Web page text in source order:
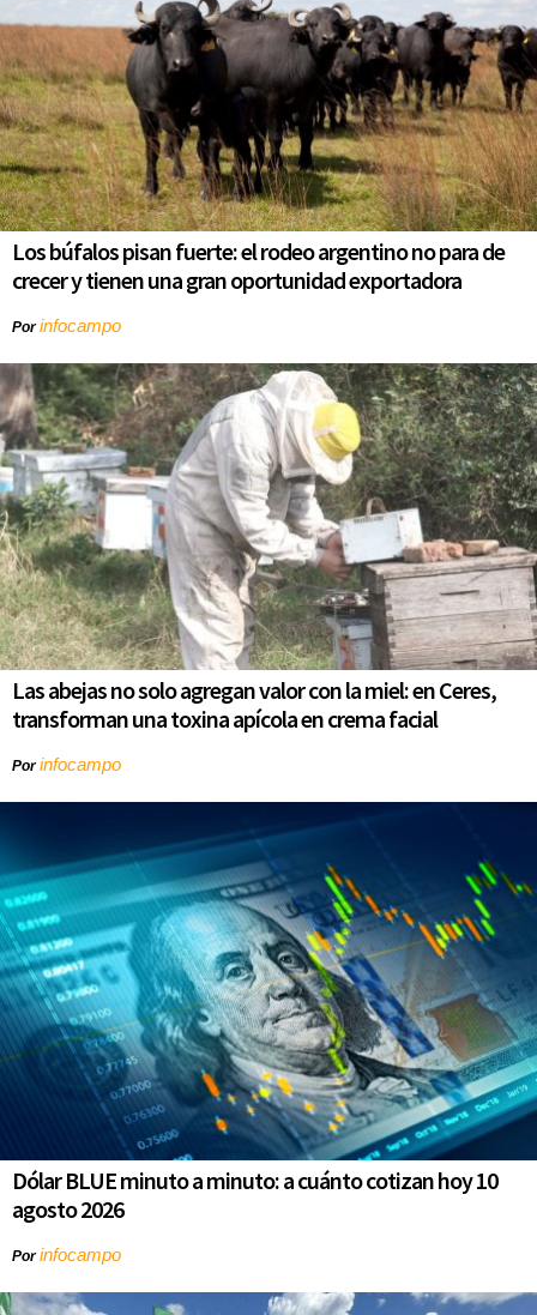
Los búfalos pisan fuerte: el rodeo argentino no para de
crecer y tienen una gran oportunidad exportadora
Porinfocampo
Las abejas no solo agregan valor con la miel: en Ceres,
transforman una toxina apícola en crema facial
Porinfocampo
Dólar BLUE minuto a minuto: a cuánto cotizan hoy 10
agosto 2026
Porinfocampo